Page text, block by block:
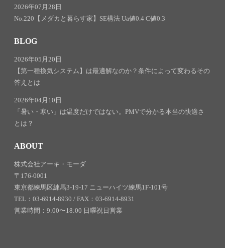
2026年07月28日
No.220【メダカと暮らす家】SE構法 Ua値0.4 C値0.3
BLOG
2026年05月20日
【第一種換気システム】は最適解なのか？条件によって変わるその
答えとは
2026年04月10日
「暑い・寒い」は温度だけではない。PMVで分かる本当の快適さ
とは？
ABOUT
株式会社アーキ・モーダ
〒176-0001
東京都練馬区練馬3-19-17 ニューハイツ練馬1F-101号
TEL：03-6914-8930 / FAX：03-6914-8931
営業時間：9:00〜18:00 日曜祝日営業